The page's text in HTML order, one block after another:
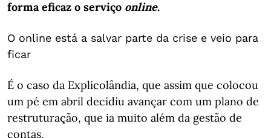
forma eficaz o serviço online.
O online está a salvar parte da crise e veio para
ficar
É o caso da Explicolândia, que assim que colocou
um pé em abril decidiu avançar com um plano de
restruturação, que ia muito além da gestão de
contas.